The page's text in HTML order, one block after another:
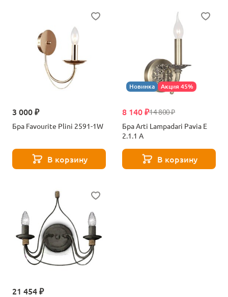
3 000 ₽
Бра Favourite Plini 2591-1W
В корзину
Новинка Акция 45%
14 800 ₽
8 140 ₽
Бра Arti Lampadari Pavia E
2.1.1 A
В корзину
21 454 ₽